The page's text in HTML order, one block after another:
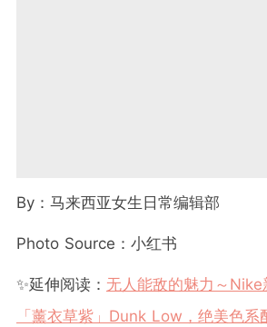
By ：马来西亚女生日常编辑部
Photo Source ：小红书
✨延伸阅读： 无人能敌的魅力～Nike
「薰衣草紫」Dunk Low，绝美色系